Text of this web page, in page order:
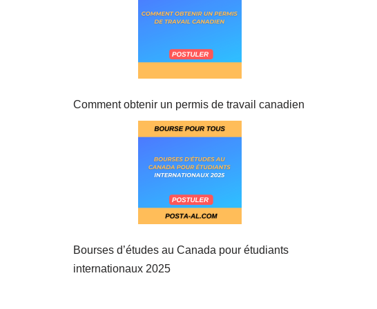
Comment obtenir un permis de travail canadien
Bourses d’études au Canada pour étudiants
internationaux 2025